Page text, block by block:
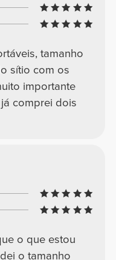
tamanho
sítio com os
importante
comprei dois
o que estou
o tamanho